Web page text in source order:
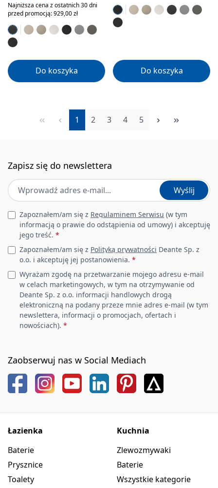
Najniższa cena z ostatnich 30 dni
przed promocją: 929,00 zł
Do koszyka Do koszyka
Strona
1 Strona
2 Strona
3 Strona
4 Strona
5
Zapisz się do newslettera
Adres e-mail *
Wyślij
Leave this field empty
Zapoznałem/am się z Regulaminem Serwisu (w tym
informacją o prawie do odstąpienia od umowy) i akceptuję
jego treść. *
Zapoznałem/am się z Polityką prywatności Deante Sp. z
o.o. i akceptuję jej postanowienia. *
Wyrażam zgodę na przetwarzanie mojego adresu e-mail
w celach marketingowych, w tym na otrzymywanie od
Deante Sp. z o.o. informacji handlowych drogą
elektroniczną na podany przeze mnie adres e-mail (w tym
newslettera, informacji o promocjach, ofertach i
nowościach). *
Zaobserwuj nas w Social Mediach
Łazienka
Baterie
Prysznice
Toalety
Kuchnia
Zlewozmywaki
Baterie
Wszystkie kategorie